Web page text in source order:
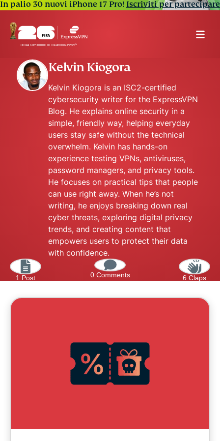
In palio 30 nuovi iPhone 17 Pro! Iscriviti per partecipare
Kelvin Kiogora
Kelvin Kiogora is an ISC2-certified
cybersecurity writer for the ExpressVPN
Blog. He explains online security in a
simple, friendly way, helping everyday
users stay safe without the technical
overwhelm. Kelvin has hands-on
experience testing VPNs, antiviruses,
password managers, and privacy tools.
He focuses on practical tips that people
can use right away. When he’s not
writing, he enjoys breaking down real
cyber threats, exploring digital privacy
trends, and creating content that
empowers users to protect their data
with confidence.
1 Post 0 Comments 6 Claps